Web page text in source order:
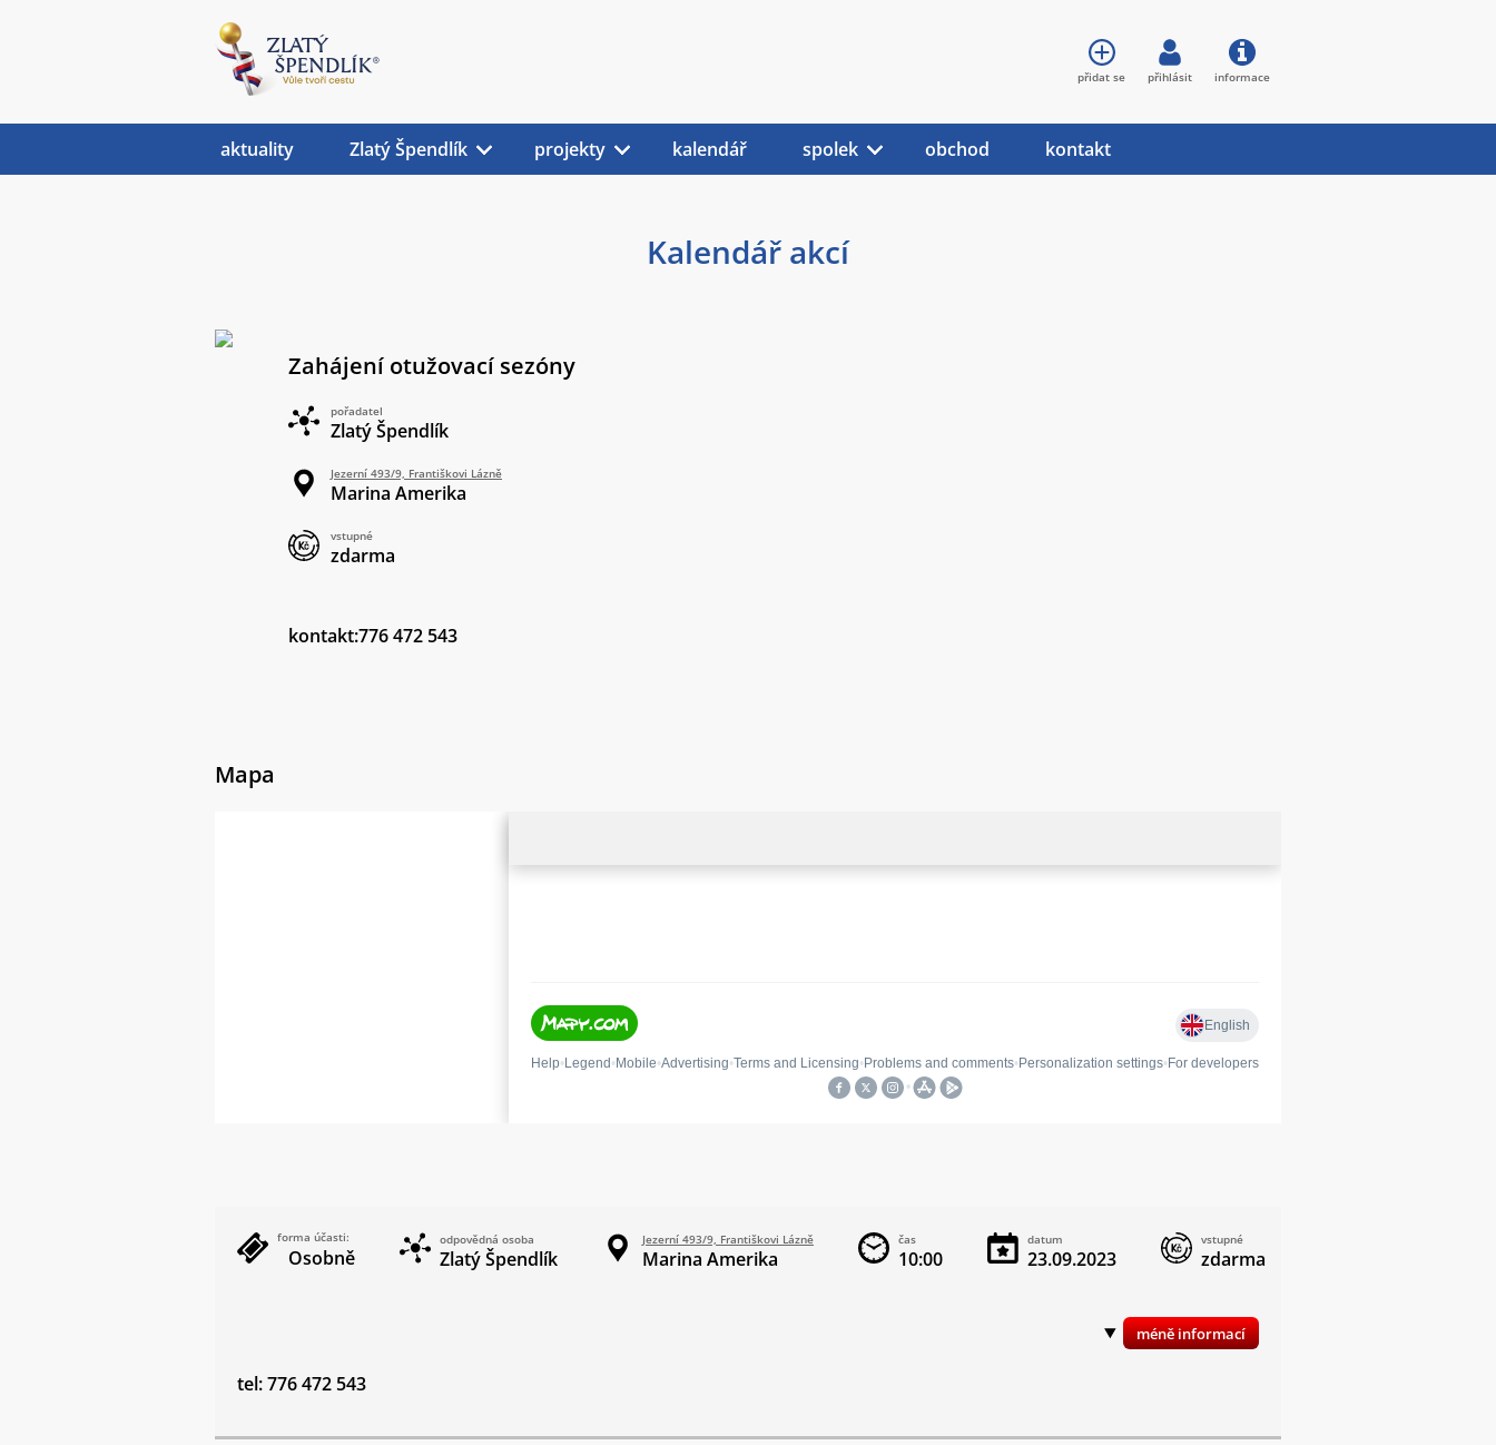
Kalendář akcí
Zahájení otužovací sezóny
pořadatel
Zlatý Špendlík
Jezerní 493/9, Františkovi Lázně
Marina Amerika
vstupné
zdarma
kontakt:776 472 543
Mapa
forma účasti:
Osobně
odpovědná osoba
Zlatý Špendlík
Jezerní 493/9, Františkovi Lázně
Marina Amerika
čas
10:00
datum
23.09.2023
vstupné
zdarma
tel: 776 472 543
aktuality Zlatý Špendlík projekty kalendář spolek obchod kontakt
přidat se přihlásit informace